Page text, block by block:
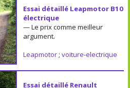
Essai détaillé Leapmotor B10
électrique
— Le prix comme meilleur
argument.
Leapmotor; voiture-electrique
Essai détaillé Renault